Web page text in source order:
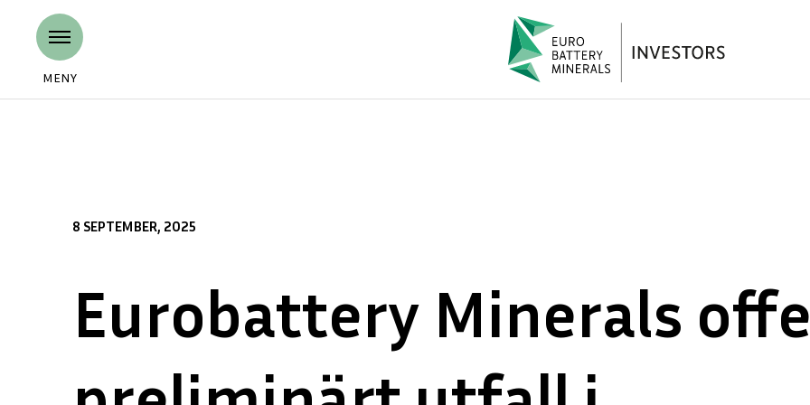
MENY
8 SEPTEMBER, 2025
Eurobattery Minerals